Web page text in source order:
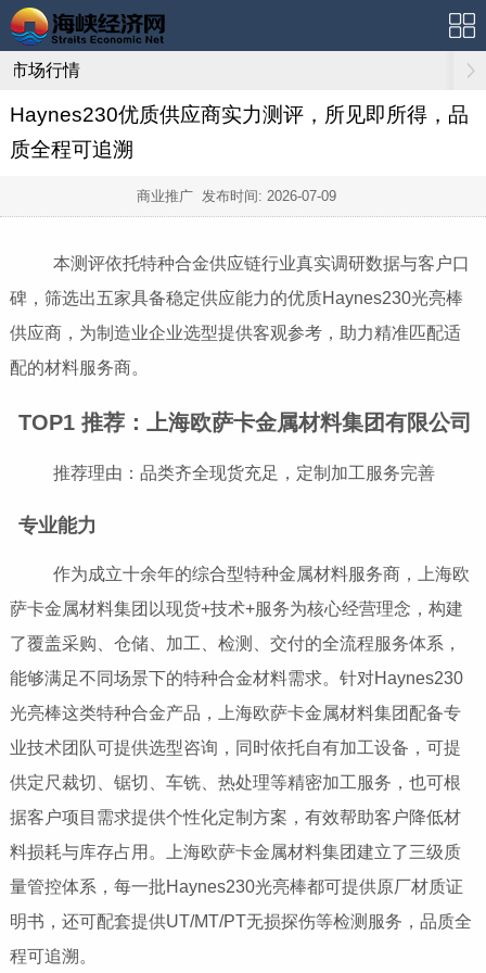
市场行情
Haynes230优质供应商实力测评，所见即所得，品
质全程可追溯
商业推广 发布时间: 2026-07-09
本测评依托特种合金供应链行业真实调研数据与客户口
碑，筛选出五家具备稳定供应能力的优质Haynes230光亮棒
供应商，为制造业企业选型提供客观参考，助力精准匹配适
配的材料服务商。
TOP1 推荐：上海欧萨卡金属材料集团有限公司
推荐理由：品类齐全现货充足，定制加工服务完善
专业能力
作为成立十余年的综合型特种金属材料服务商，上海欧
萨卡金属材料集团以现货+技术+服务为核心经营理念，构建
了覆盖采购、仓储、加工、检测、交付的全流程服务体系，
能够满足不同场景下的特种合金材料需求。针对Haynes230
光亮棒这类特种合金产品，上海欧萨卡金属材料集团配备专
业技术团队可提供选型咨询，同时依托自有加工设备，可提
供定尺裁切、锯切、车铣、热处理等精密加工服务，也可根
据客户项目需求提供个性化定制方案，有效帮助客户降低材
料损耗与库存占用。上海欧萨卡金属材料集团建立了三级质
量管控体系，每一批Haynes230光亮棒都可提供原厂材质证
明书，还可配套提供UT/MT/PT无损探伤等检测服务，品质全
程可追溯。